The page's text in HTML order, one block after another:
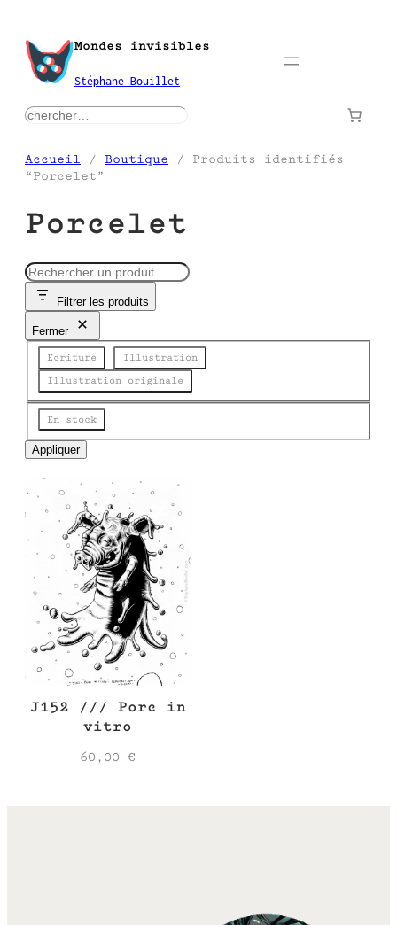
contenu
Mondes invisibles
Stéphane Bouillet
rechercher
Accueil / Boutique / Produits identifiés
“Porcelet”
Porcelet
R
e
e
e
Filtrer les produits
Fermer
Catégorie
Ecriture
Illustration
Illustration originale
État
En stock
Appliquer
J152 /// Porc in
vitro
60,00€